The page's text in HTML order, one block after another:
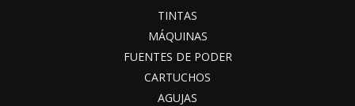
TINTAS
MÁQUINAS
FUENTES DE PODER
CARTUCHOS
AGUJAS